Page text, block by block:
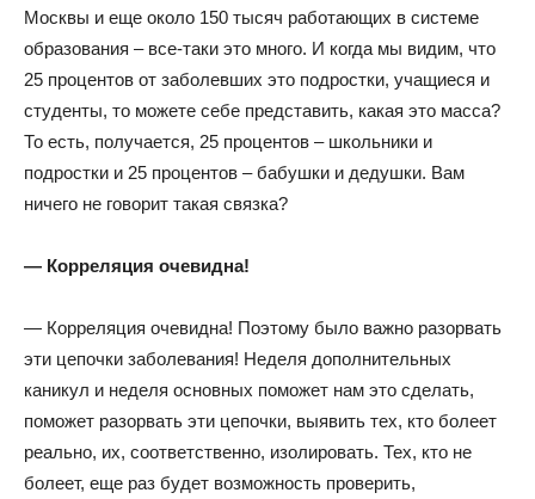
Москвы и еще около 150 тысяч работающих в системе
образования – все-таки это много. И когда мы видим, что
25 процентов от заболевших это подростки, учащиеся и
студенты, то можете себе представить, какая это масса?
То есть, получается, 25 процентов – школьники и
подростки и 25 процентов – бабушки и дедушки. Вам
ничего не говорит такая связка?
— Корреляция очевидна!
— Корреляция очевидна! Поэтому было важно разорвать
эти цепочки заболевания! Неделя дополнительных
каникул и неделя основных поможет нам это сделать,
поможет разорвать эти цепочки, выявить тех, кто болеет
реально, их, соответственно, изолировать. Тех, кто не
болеет, еще раз будет возможность проверить,